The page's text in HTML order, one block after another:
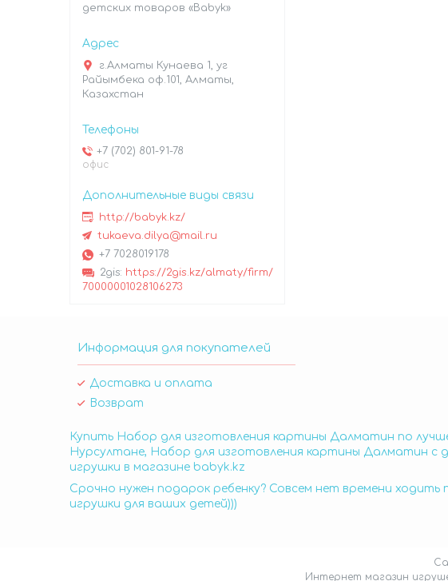
детских товаров «Babyk»
г.Алматы Кунаева 1, уг
Райымбека оф.101, Алматы,
Казахстан
+7 (702) 801-91-78
офис
http://babyk.kz/
tukaeva.dilya@mail.ru
+7 7028019178
2gis https://2gis.kz/almaty/firm/
70000001028106273
Информация для покупателей
Доставка и оплата
Возврат
Купить Набор для изготовления картины Далматин по
Нурсултане, Набор для изготовления картины Далматин с
игрушки в магазине babyk.kz
Срочно нужен подарок ребенку? Совсем нет времени
игрушки для ваших детей)))